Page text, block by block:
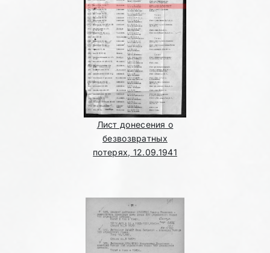
Лист донесения о
безвозвратных
потерях, 12.09.1941